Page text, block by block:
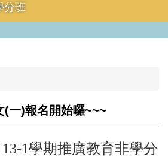
分班
(一)報名開始囉~~~
1學期推廣教育非學分